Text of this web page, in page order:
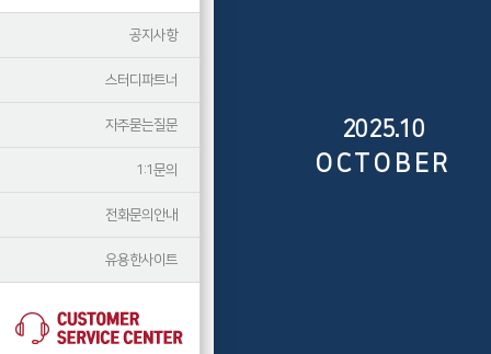
공지사항
스터디파트너
자주묻는질문
1:1문의
전화문의안내
유용한사이트
2025.10
OCTOBER